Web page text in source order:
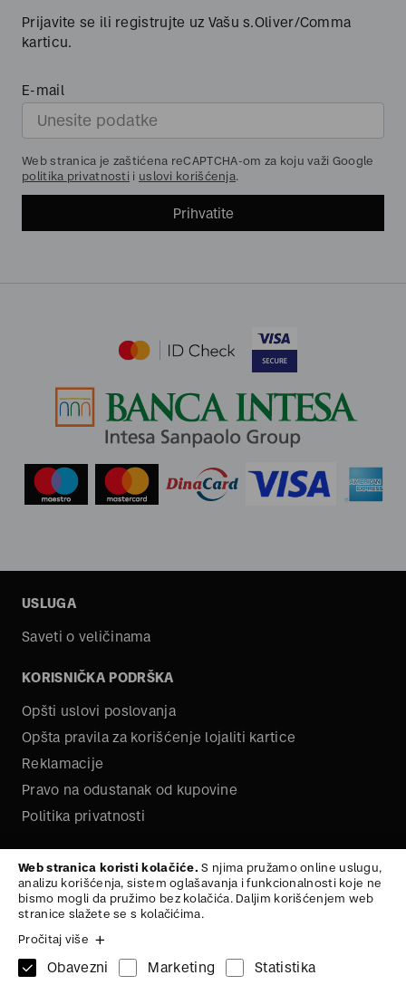
Prijavite se ili registrujte uz Vašu s.Oliver/Comma
karticu.
E-mail
Web stranica je zaštićena reCAPTCHA-om za koju važi Google
politika privatnosti i uslovi korišćenja.
Prihvatite
USLUGA
Saveti o veličinama
KORISNIČKA PODRŠKA
Opšti uslovi poslovanja
Opšta pravila za korišćenje lojaliti kartice
Reklamacije
Pravo na odustanak od kupovine
Politika privatnosti
Kariera
Web stranica koristi kolačiće. S njima pružamo online uslugu,
analizu korišćenja, sistem oglašavanja i funkcionalnosti koje ne
bismo mogli da pružimo bez kolačića. Daljim korišćenjem web
stranice slažete se s kolačićima.
Pročitaj više
Obavezni Marketing Statistika